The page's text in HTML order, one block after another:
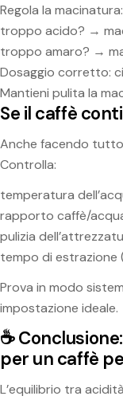
Regola la macinatura:
troppo acido? →
troppo amaro? →
Dosaggio corretto:
Mantieni pulita la
Se il caffè
Anche facendo
Controlla:
temperatura
rapporto caffè/
pulizia
tempo di
Prova in modo
impostazione ideale.
☕
per un caffè
L’equilibrio tra